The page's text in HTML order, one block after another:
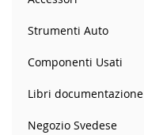
Strumenti Auto
Componenti Usati
Libri documentazione
Negozio Svedese